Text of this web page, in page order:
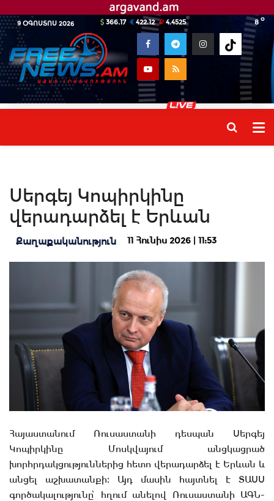
9 ՕԳՈՍՏՈՍ 2026 8 o
366.17 422.12 4.4525
Սերգեյ Կոպիրկինը
վերադարձել է Երևան
Քաղաքականություն 11 Հունիս 2026 | 11:53
Հայաստանում Ռուսաստանի դեսպան Սերգեյ
Կոպիրկինը Մոսկվայում անցկացրած
խորհրդակցություններից հետո վերադարձել է Երևան և
անցել աշխատանքի։ Այդ մասին հայտնել է ՏԱՍՍ
գործակալությունը՝ հղում անելով Ռուսաստանի ԱԳՆ-